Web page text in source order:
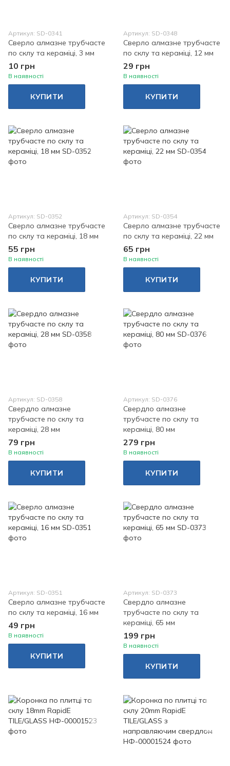
Артикул: SD-0341
Сверло алмазне трубчасте
по склу та кераміці, 3 мм
10 грн
В наявності
КУПИТИ
Артикул: SD-0348
Сверло алмазне трубчасте
по склу та кераміці, 12 мм
29 грн
В наявності
КУПИТИ
Артикул: SD-0352
Сверло алмазне трубчасте
по склу та кераміці, 18 мм
55 грн
В наявності
КУПИТИ
Артикул: SD-0354
Сверло алмазне трубчасте
по склу та кераміці, 22 мм
65 грн
В наявності
КУПИТИ
Артикул: SD-0358
Свердло алмазне
трубчасте по склу та
кераміці, 28 мм
79 грн
В наявності
КУПИТИ
Артикул: SD-0376
Свердло алмазне
трубчасте по склу та
кераміці, 80 мм
279 грн
В наявності
КУПИТИ
Артикул: SD-0351
Сверло алмазне трубчасте
по склу та кераміці, 16 мм
49 грн
В наявності
КУПИТИ
Артикул: SD-0373
Свердло алмазне
трубчасте по склу та
кераміці, 65 мм
199 грн
В наявності
КУПИТИ